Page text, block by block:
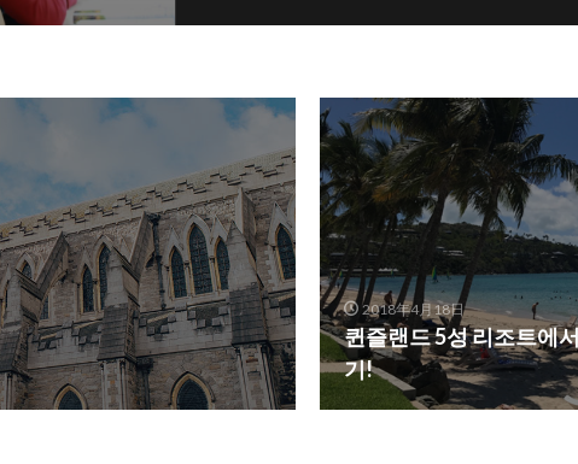
2018年4月18日
퀸즐랜드 5성 리조트에
기!